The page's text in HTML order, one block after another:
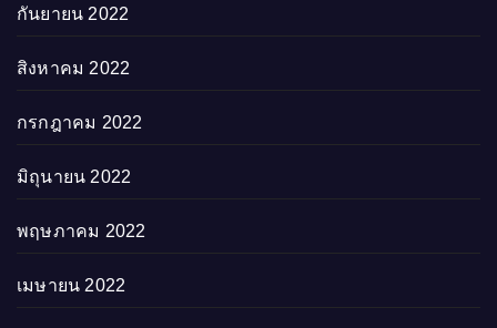
กันยายน 2022
สิงหาคม 2022
กรกฎาคม 2022
มิถุนายน 2022
พฤษภาคม 2022
เมษายน 2022